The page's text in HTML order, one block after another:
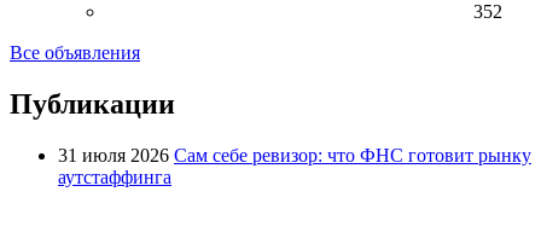
352
Все объявления
Публикации
31 июля 2026 Сам себе ревизор: что ФНС готовит рынку
аутстаффинга